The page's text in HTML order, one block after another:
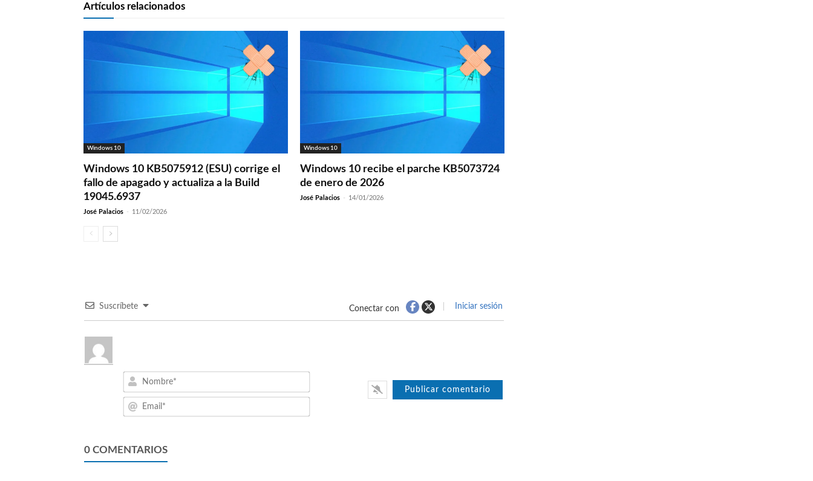
Artículos relacionados
Windows 10
Windows 10 KB5075912 (ESU) corrige el
fallo de apagado y actualiza a la Build
19045.6937
José Palacios - 11/02/2026
Windows 10
Windows 10 recibe el parche KB5073724
de enero de 2026
José Palacios - 14/01/2026
Suscríbete Conectar con Iniciar sesión
0 COMENTARIOS